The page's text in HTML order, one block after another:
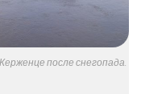
после снегопада.